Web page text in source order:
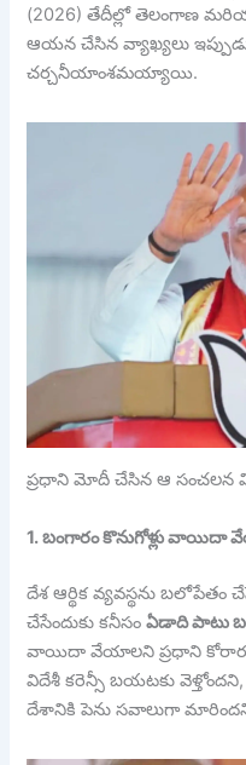
(2026) తేదీల్లో తెలంగాణ
ఆయన చేసిన వ్యాఖ్యలు
చర్చనీయాంశమయ్యాయి.
ప్రధాని మోదీ చేసిన ఆ సంచలన
1. బంగారం కొనుగోళ్లు వాయిదా
దేశ ఆర్థిక వ్యవస్థను బలోపేతం
చేసేందుకు కనీసంఏడాది పాటు
వాయిదా వేయాలని ప్రధాని కోరారు.
విదేశీ కరెన్సీ బయటకు
దేశానికి పెను సవాలుగా